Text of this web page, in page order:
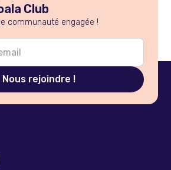
Club
communauté engagée !